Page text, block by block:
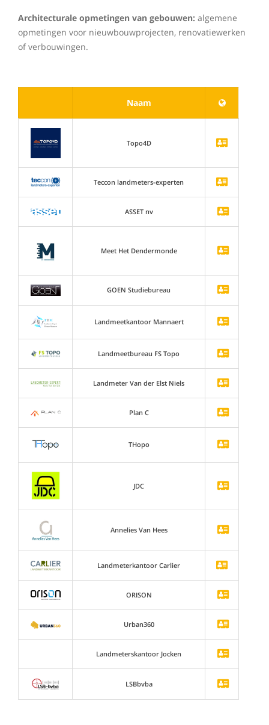
Architecturale opmetingen van gebouwen: algemene
opmetingen voor nieuwbouwprojecten, renovatiewerken
of verbouwingen.
Naam
Topo4D
Teccon landmeters-experten
ASSET nv
Meet Het Dendermonde
GOEN Studiebureau
Landmeetkantoor Mannaert
Landmeetbureau FS Topo
Landmeter Van der Elst Niels
Plan C
THopo
JDC
Annelies Van Hees
Landmeterkantoor Carlier
ORISON
Urban360
Landmeterskantoor Jocken
LSBbvba